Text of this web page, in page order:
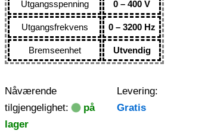
Utgangsspenning 0 – 400 V
Utgangsfrekvens 0 – 3200 Hz
Bremseenhet Utvendig
Nåværende
tilgjengelighet:
på
lager
Levering:
Gratis